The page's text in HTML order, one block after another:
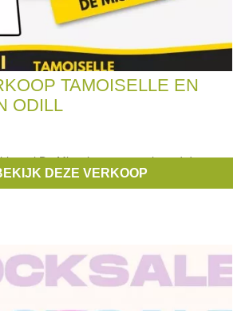
TAMOISELLE EN
ODILL
De Mispelaer georganiseerd door
en Schoenen Odill.
DEZE VERKOOP